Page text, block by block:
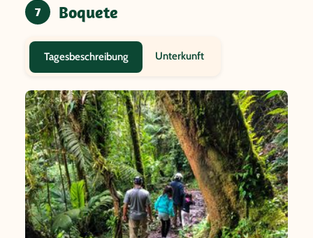
7 Boquete
Tagesbeschreibung Unterkunft